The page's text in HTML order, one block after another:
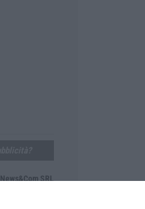
News&Com SRL